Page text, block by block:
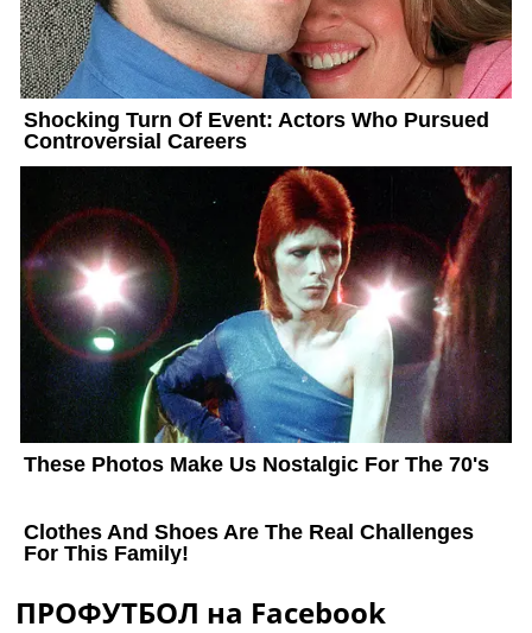
ПРОФУТБОЛ на Facebook